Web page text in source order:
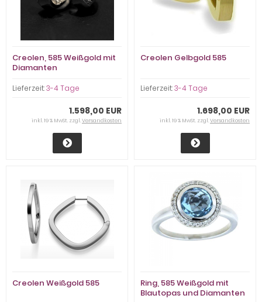
Creolen, 585 Weißgold mit
Diamanten
Lieferzeit:3-4 Tage
1.598,00 EUR
inkl. 19 % MwSt. zzgl.Versandkosten
Creolen Gelbgold 585
Lieferzeit:3-4 Tage
1.698,00 EUR
inkl. 19 % MwSt. zzgl.Versandkosten
Creolen Weißgold 585
Ring, 585 Weißgold mit
Blautopas und Diamanten